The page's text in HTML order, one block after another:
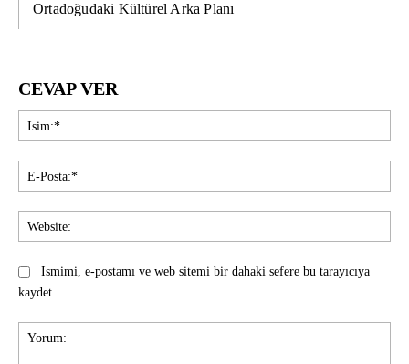
Ortadoğudaki Kültürel Arka Planı
CEVAP VER
Ismimi, e-postamı ve web sitemi bir dahaki sefere bu tarayıcıya
kaydet.